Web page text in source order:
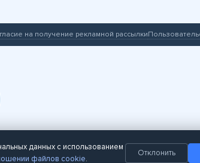
на получение рекламной рассылки
данных с использованием
файлов cookie.
Отклонить